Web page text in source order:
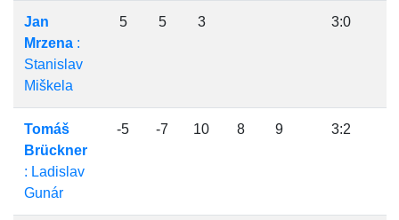
Jan
Mrzena :
Stanislav
Miškela
5 5 3 3:0
Tomáš
Brückner
: Ladislav
Gunár
-5 -7 10 8 9 3:2